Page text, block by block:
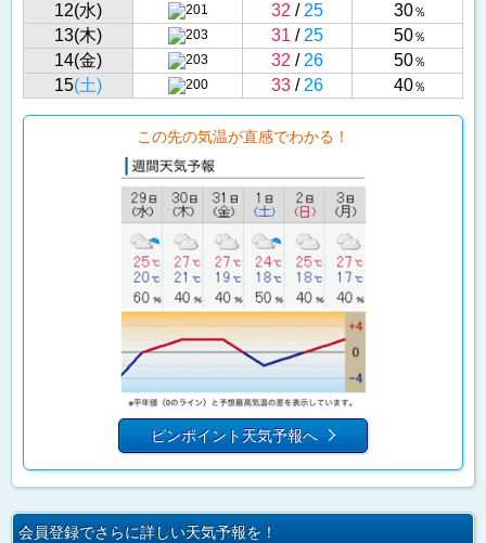
12(水) 32 / 25 30％
13(木) 31 / 25 50％
14(金) 32 / 26 50％
15(土) 33 / 26 40％
この先の気温が直感でわかる！
ピンポイント天気予報へ
会員登録でさらに詳しい天気予報を！